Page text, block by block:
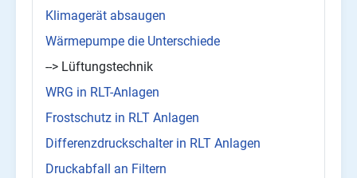
Klimagerät absaugen
Wärmepumpe die Unterschiede
--> Lüftungstechnik
WRG in RLT-Anlagen
Frostschutz in RLT Anlagen
Differenzdruckschalter in RLT Anlagen
Druckabfall an Filtern